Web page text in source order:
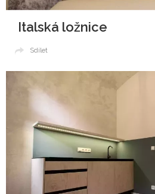
Italská ložnice
Sdílet